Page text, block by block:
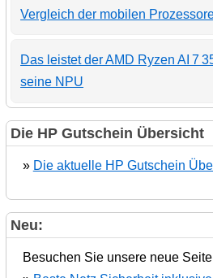
Vergleich der mobilen
Das leistet der AMD Ryzen AI 7
seine NPU
Die HP Gutschein Übersicht
» Die aktuelle HP Gutschein
Neu:
Besuchen Sie unsere neue